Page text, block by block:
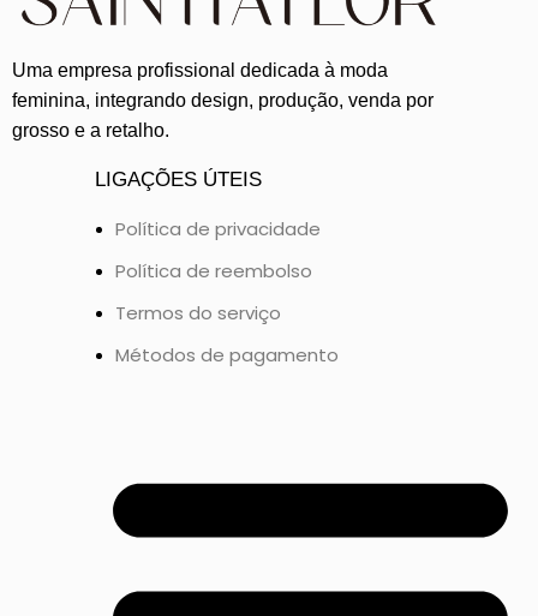
Uma empresa profissional dedicada à moda
feminina, integrando design, produção, venda por
grosso e a retalho.
LIGAÇÕES ÚTEIS
Política de privacidade
Política de reembolso
Termos do serviço
Métodos de pagamento